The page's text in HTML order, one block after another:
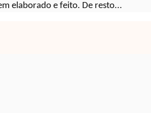
elaborado e feito. De resto...